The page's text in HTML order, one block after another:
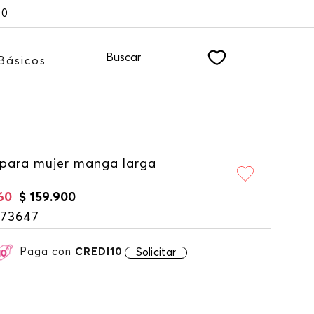
Básicos Buscar
mujer manga larga
$ 159.900
Paga con CREDI10 Solicitar